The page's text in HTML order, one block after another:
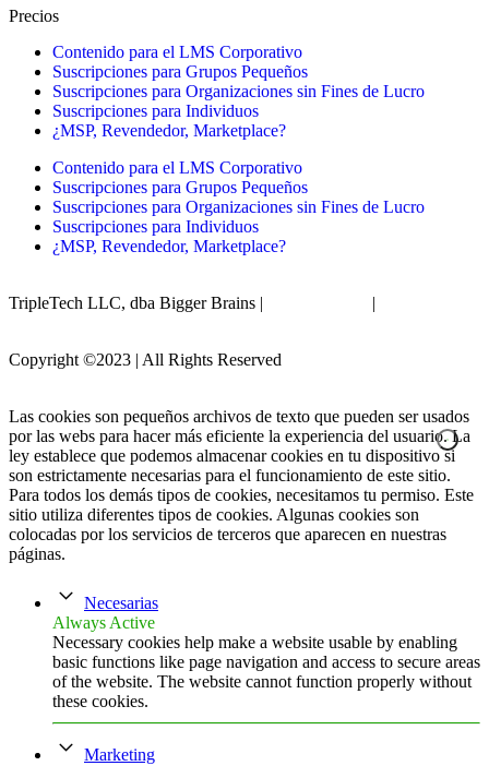
Precios
Contenido para el LMS Corporativo
Suscripciones para Grupos Pequeños
Suscripciones para Organizaciones sin Fines de Lucro
Suscripciones para Individuos
¿MSP, Revendedor, Marketplace?
Contenido para el LMS Corporativo
Suscripciones para Grupos Pequeños
Suscripciones para Organizaciones sin Fines de Lucro
Suscripciones para Individuos
¿MSP, Revendedor, Marketplace?
TripleTech LLC, dba Bigger Brains | |
Copyright ©2023 | All Rights Reserved
Las cookies son pequeños archivos de texto que pueden ser usados
por las webs para hacer más eficiente la experiencia del usuario. La
ley establece que podemos almacenar cookies en tu dispositivo si
son estrictamente necesarias para el funcionamiento de este sitio.
Para todos los demás tipos de cookies, necesitamos tu permiso. Este
sitio utiliza diferentes tipos de cookies. Algunas cookies son
colocadas por los servicios de terceros que aparecen en nuestras
páginas.
Necesarias
Always Active
Necessary cookies help make a website usable by enabling
basic functions like page navigation and access to secure areas
of the website. The website cannot function properly without
these cookies.
Marketing